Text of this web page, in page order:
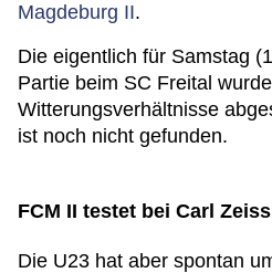
Magdeburg II.
Die eigentlich für Samstag
Partie beim SC Freital
Witterungsverhältnisse
ist noch nicht gefunden.
FCM II testet bei Carl
Die U23 hat aber spontan